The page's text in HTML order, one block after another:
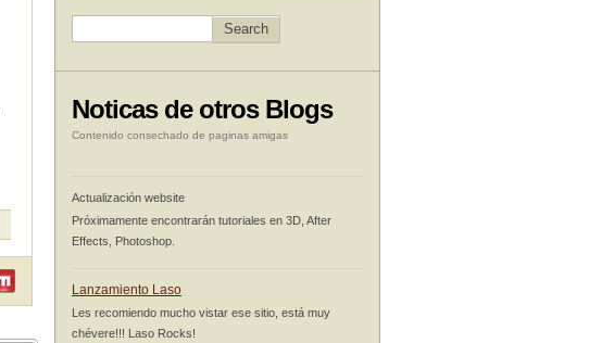
Noticas de otros Blogs
Contenido consechado de paginas amigas
Actualización website
Próximamente encontrarán tutoriales en 3D, After
Effects, Photoshop.
Lanzamiento Laso
Les recomiendo mucho vistar ese sitio, está muy
chévere!!! Laso Rocks!